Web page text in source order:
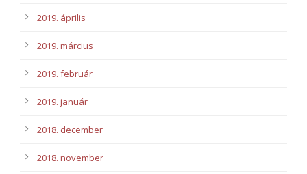
2019. április
2019. március
2019. február
2019. január
2018. december
2018. november